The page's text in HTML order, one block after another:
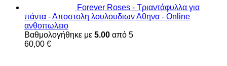
Forever Roses - Τριαντάφυλλα για
πάντα - Αποστολη λουλουδιων Αθηνα - Online
ανθοπωλειο
Βαθμολογήθηκε με 5.00 από 5
60,00 €